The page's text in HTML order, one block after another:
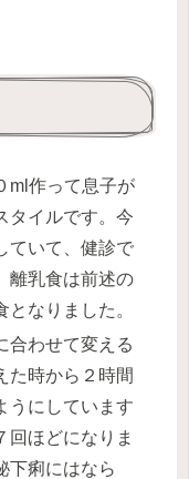
ml作って息子が
タイルです。今
ていて、健診で
離乳食は前述の
なりました。
合わせて変える
た時から２時間
うにしています
回ほどになりま
下痢にはなら